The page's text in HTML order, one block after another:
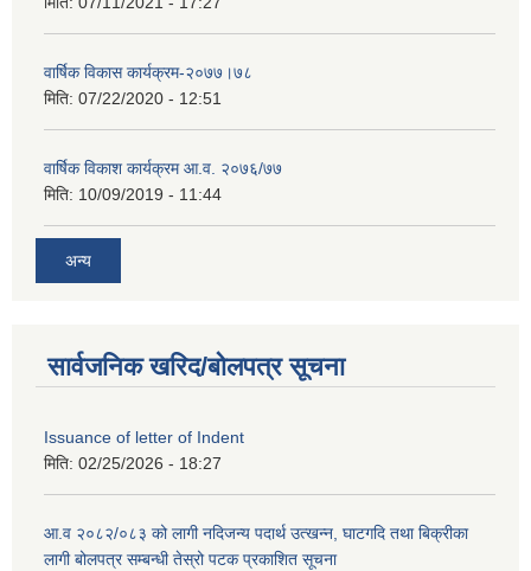
वार्षिक विकास कार्यक्रम-२०७७।७८
मिति: 07/22/2020 - 12:51
वार्षिक विकाश कार्यक्रम आ.व. २०७६/७७
मिति: 10/09/2019 - 11:44
अन्य
सार्वजनिक खरिद/बोलपत्र सूचना
Issuance of letter of Indent
मिति: 02/25/2026 - 18:27
आ.व २०८२/०८३ को लागी नदिजन्य पदार्थ उत्खन्न, घाटगदि तथा बिक्रीका
लागी बोलपत्र सम्बन्धी तेस्रो पटक प्रकाशित सूचना